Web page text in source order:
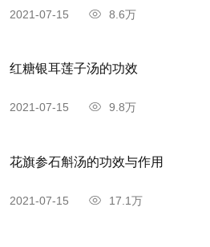
2021-07-15 8.6万
红糖银耳莲子汤的功效
2021-07-15 9.8万
花旗参石斛汤的功效与作用
2021-07-15 17.1万